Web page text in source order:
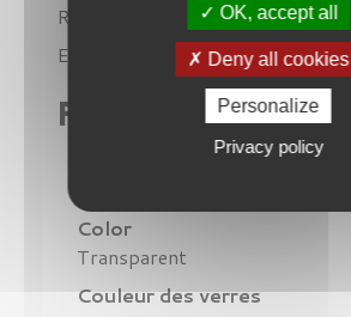
Référence
VU40023U5426W
En stock
1 Produit
Fiche technique
Color
Transparent
Couleur des verres
OK, accept all
Deny all cookies
Personalize
Privacy policy